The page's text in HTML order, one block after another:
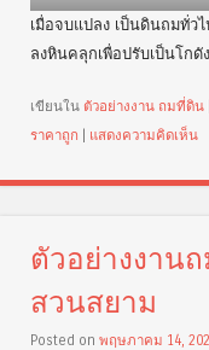
เมื่อจบแปลง เป็นดินถมทั่ว
ลงหินคลุกเพื่อปรับเป็นโก
เขียนใน ตัวอย่างงาน ถมที่ดิน
ราคาถูก | แสดงความคิดเห็น
ตัวอย่างงาน
สวนสยาม
Posted on พฤษภาคม 14,